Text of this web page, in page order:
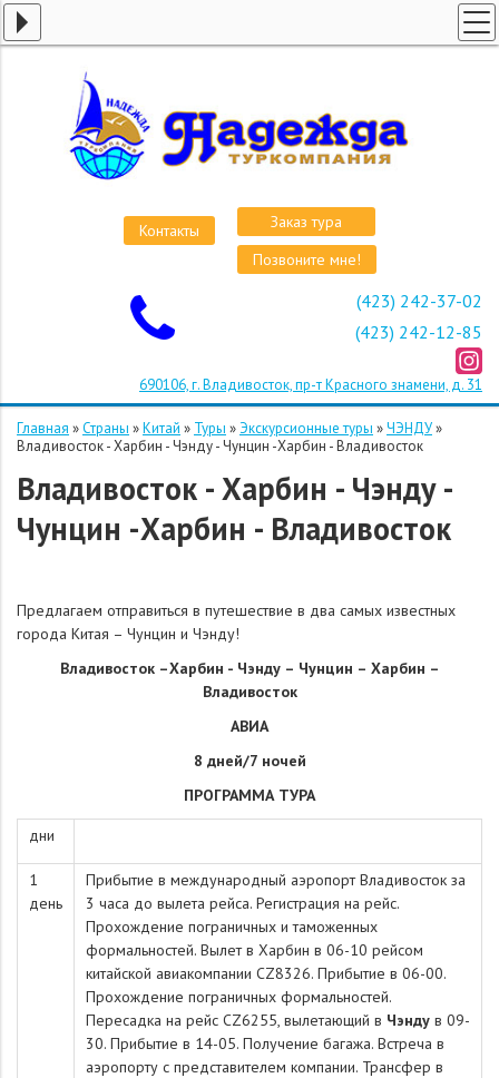
Контакты
Заказ тура
Позвоните мне!
(423) 242-37-02
(423) 242-12-85
690106, г. Владивосток, пр-т Красного знамени, д. 31
ВИЗЫ
АВИАБИЛЕТЫ
ОТЕЛИ
Главная »Страны »Китай » Туры »Экскурсионные туры »ЧЭНДУ»
Владивосток - Харбин - Чэнду - Чунцин -Харбин - Владивосток
Владивосток - Харбин - Чэнду -
Чунцин -Харбин - Владивосток
Предлагаем отправиться в путешествие в два самых известных
города Китая – Чунцин и Чэнду!
Владивосток –Харбин - Чэнду – Чунцин – Харбин –
Владивосток
АВИА
8 дней/7 ночей
ПРОГРАММА ТУРА
дни
1
день
Прибытие в международный аэропорт Владивосток за
3 часа до вылета рейса. Регистрация на рейс.
Прохождение пограничных и таможенных
формальностей. Вылет в Харбин в 06-10 рейсом
китайской авиакомпании CZ8326. Прибытие в 06-00.
Прохождение пограничных формальностей.
Пересадка на рейс CZ6255, вылетающий в Чэнду в 09-
30. Прибытие в 14-05. Получение багажа. Встреча в
аэропорту с представителем компании. Трансфер в